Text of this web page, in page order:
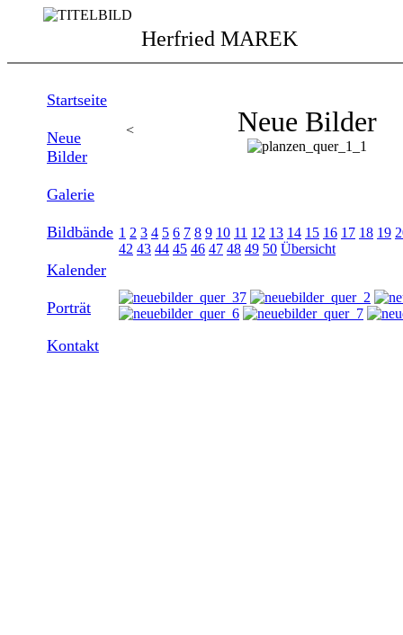
Herfried MAREK
Startseite
Neue
Bilder
Galerie
Bildbände
Kalender
Porträt
Kontakt
< Neue Bilder
1 2 3 4 5 6 7 8 9 10 11 12 13 14 15 16 17 18 19
42 43 44 45 46 47 48 49 50 Übersicht